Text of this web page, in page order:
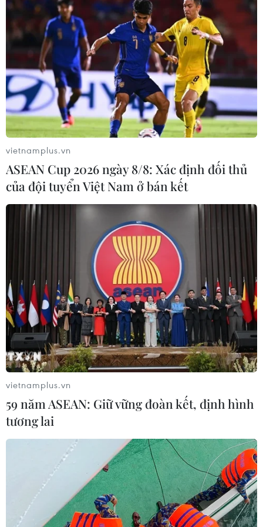
TIN LIÊN QUAN
Tổng Bí thư, Chủ tịch nước: Cồn Cỏ có
nhiều tiềm năng phát triển kinh tế biển
16/10/2024 06:28
Tổng Bí thư, Chủ tịch nước cho biết Cồn Cỏ giữ vai trò
quan trọng về quân sự-quốc phòng trên biển, coi như
một tiền đồn kiểm soát an ninh trật tự trên biển, có nhiều
vietnamplus.vn
ASEAN Cup 2026 ngày 8/8: Xác định đối thủ
của đội tuyển Việt Nam ở bán kết
vietnamplus.vn
59 năm ASEAN: Giữ vững đoàn kết, định hình
tương lai